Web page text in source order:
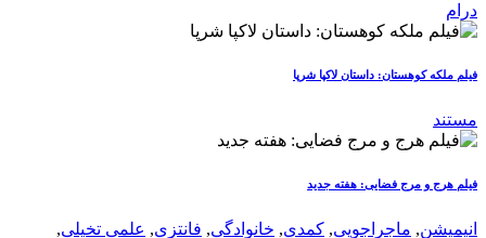
درام
فیلم ملکه کوهستان: داستان لاکپا شرپا
مستند
فیلم هرج و مرج فضایی: هفته جدید
انیمیشن, ماجراجویی, کمدی, خانوادگی, فانتزی, علمی تخیلی,